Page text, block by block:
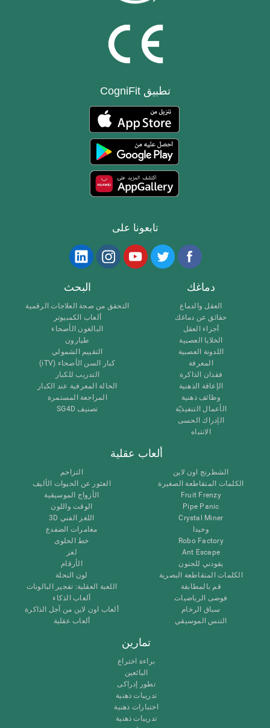
تطبيق CogniFit
تابعونا على
دماغك
العقل والدماغ
حقائق عن دماغك
أجزاء العقل
الخلايا العصبية
اللدونة العصبية
المعرفة
فقدان الذاكرة
الإعاقة الذهنية
وظائف ذهنية
الأعمال التنفيذيّة
الإدراك الحسى
الانتباه
البحث
التحقق من صحة العلاجات الرقمية
ألعاب الكمبيوتر
البالغون الأصحاء
طيارون
التقييم الشمولي
كبار السن الأصحاء (iTV)
التدريب للكبار
الحالة المعرفية عند الكبار
المراجعة المستمرة
تصنيف SG4D
ألعاب عقلية
الشطرنج اون لاين
الكلمات المتقاطعة الصغيرة
Fruit Frenzy
Pipe Panic
Crystal Miner
وحيدا
Robo Factory
Ant Escape
يقودني للجنون
الكلمات المتقاطعة البصرية
قم بالمطابقة
فوضى الرياضيات
سباق الرخام
التنس الموسيقي
التزاحم
العثور عن الحيوات الأليف
الأزواج الموسيقية
الوقت واللون
اللغز الفني 3D
مغامرات الضفدع
خط الحلوى
لغز
الأرقام
لون النحلة
اللعبة العقلية: تفجير البالونات
ألعاب الذكاء
ألعاب اون لاين من آجل الذاكرة
ألعاب عقلية
تمارين
براءة اختراع
البائعين
تطور إدراكى
تدريبات ذهنية
اختبارات ذهنية
تدريبات ذهنية